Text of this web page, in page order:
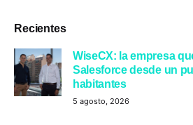
Recientes
WiseCX: la empresa
Salesforce desde un
habitantes
5 agosto, 2026